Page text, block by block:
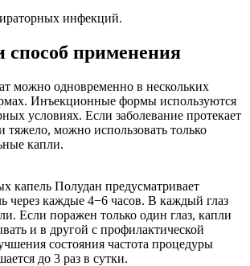
инфекций.
способ применения
можно одновременно в нескольких
Инъекционные формы используются
условиях. Если заболевание протекает
тяжело, можно использовать только
капли.
капель Полудан предусматривает
через каждые 4−6 часов. В каждый глаз
Если поражен только один глаз, капли
и в другой с профилактической
состояния частота процедуры
до 3 раз в сутки.